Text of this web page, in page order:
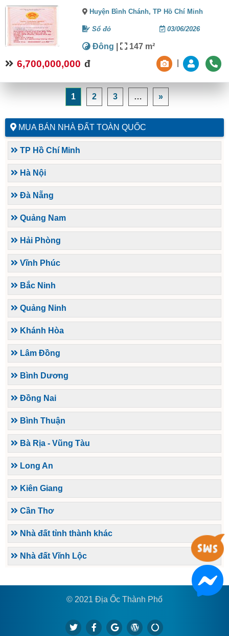
Huyện Bình Chánh,TP Hồ Chí Minh
Sổ đỏ 03/06/2026
Đông | 147 m²
6,700,000,000 đ
1 2 3 … »
MUA BÁN NHÀ ĐẤT TOÀN QUỐC
TP Hồ Chí Minh
Hà Nội
Đà Nẵng
Quảng Nam
Hải Phòng
Vĩnh Phúc
Bắc Ninh
Quảng Ninh
Khánh Hòa
Lâm Đồng
Bình Dương
Đồng Nai
Bình Thuận
Bà Rịa - Vũng Tàu
Long An
Kiên Giang
Cần Thơ
Nhà đất tỉnh thành khác
Nhà đất Vĩnh Lộc
© 2021 Địa Ốc Thành Phố